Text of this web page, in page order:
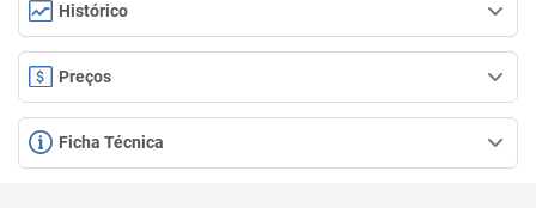
Histórico
Preços
Ficha Técnica